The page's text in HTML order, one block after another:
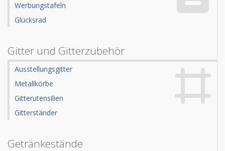
Werbungstafeln
Glücksrad
Gitter und Gitterzubehör
Ausstellungsgitter
Metallkörbe
Gitterutensilien
Gitterständer
Getränkestände